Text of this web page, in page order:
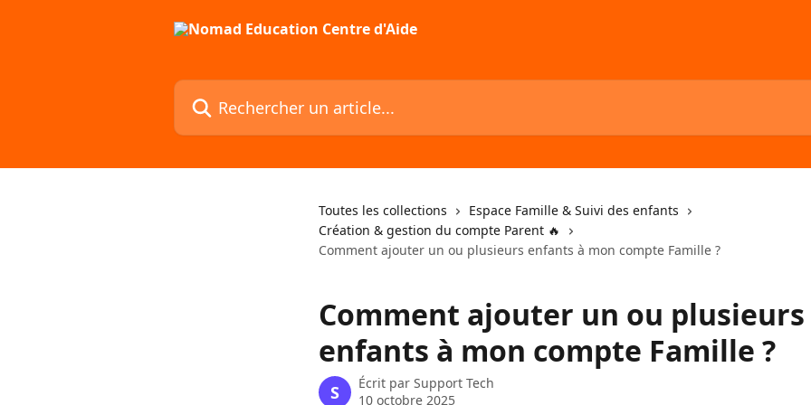
Rechercher un article...
Toutes les collections
Espace Famille & Suivi des enfants
Création & gestion du compte Parent 🔥
Comment ajouter un ou plusieurs enfants à mon compte Famille ?
Comment ajouter un ou plusieurs
enfants à mon compte Famille ?
S Écrit par Support Tech
10 octobre 2025